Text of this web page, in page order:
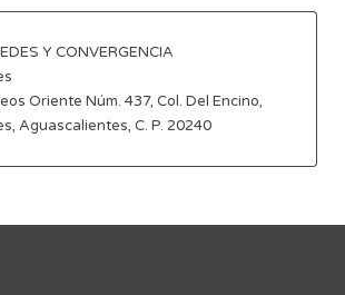
Y CONVERGENCIA
Oriente Núm. 437, Col. Del Encino,
Aguascalientes, C. P. 20240